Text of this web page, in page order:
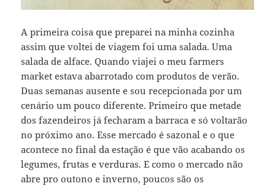
A primeira coisa que preparei na minha cozinha
assim que voltei de viagem foi uma salada. Uma
salada de alface. Quando viajei o meu farmers
market estava abarrotado com produtos de verão.
Duas semanas ausente e sou recepcionada por um
cenário um pouco diferente. Primeiro que metade
dos fazendeiros já fecharam a barraca e só voltarão
no próximo ano. Esse mercado é sazonal e o que
acontece no final da estação é que vão acabando os
legumes, frutas e verduras. E como o mercado não
abre pro outono e inverno, poucos são os